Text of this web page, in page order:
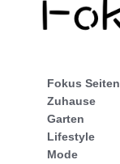
Fokus Seiten
Zuhause
Garten
Lifestyle
Mode